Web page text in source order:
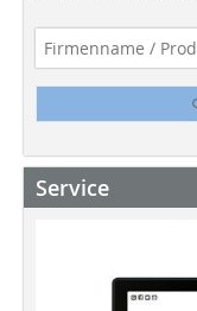
Service